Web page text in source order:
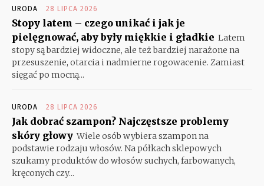
URODA 28 LIPCA 2026
Stopy latem – czego unikać i jak je
pielęgnować, aby były miękkie i gładkie Latem
stopy są bardziej widoczne, ale też bardziej narażone na
przesuszenie, otarcia i nadmierne rogowacenie. Zamiast
sięgać po mocną...
URODA 28 LIPCA 2026
Jak dobrać szampon? Najczęstsze problemy
skóry głowy Wiele osób wybiera szampon na
podstawie rodzaju włosów. Na półkach sklepowych
szukamy produktów do włosów suchych, farbowanych,
kręconych czy...